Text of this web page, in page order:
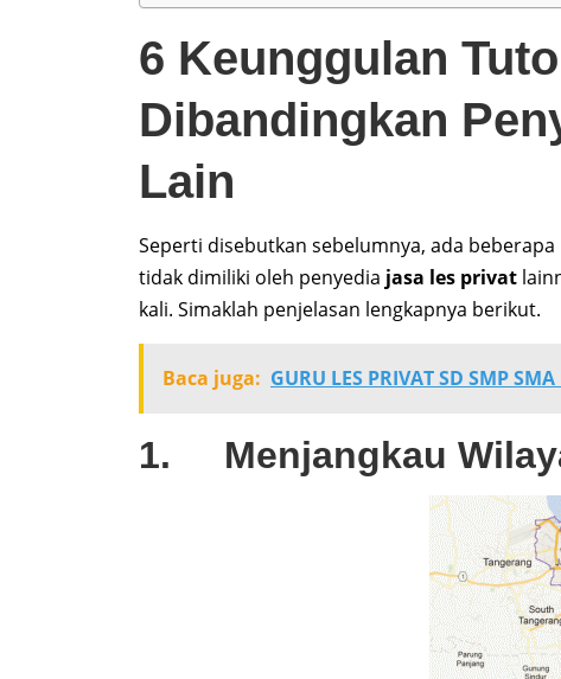
6 Keunggulan
Dibandingkan
Lain
Seperti disebutkan sebelumnya, ada
tidak dimiliki oleh penyedia jasa les privat
kali. Simaklah penjelasan lengkapnya berikut.
Baca juga: GURU LES PRIVAT SD SMP
1. Menjangkau